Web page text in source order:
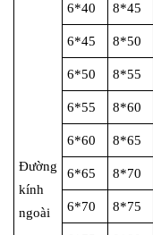
Đường
kính
ngoài
6*40 8*45
6*45 8*50
6*50 8*55
6*55 8*60
6*60 8*65
6*65 8*70
6*70 8*75